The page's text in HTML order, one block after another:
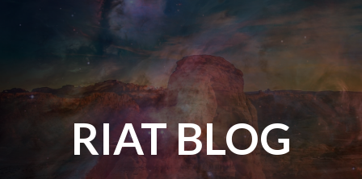
ス
キ
ッ
プ
RIAT BLOG